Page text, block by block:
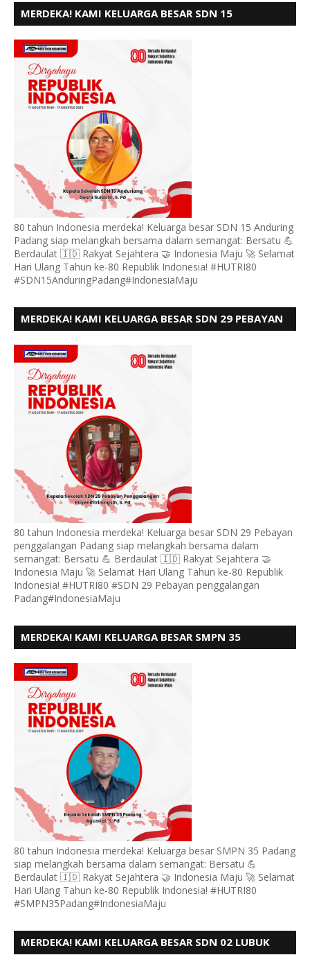
MERDEKA! KAMI KELUARGA BESAR SDN 15
80 tahun Indonesia merdeka! Keluarga besar SDN 15 Anduring
Padang siap melangkah bersama dalam semangat: Bersatu 💪
Berdaulat 🇮🇩 Rakyat Sejahtera 🤝 Indonesia Maju 🚀 Selamat
Hari Ulang Tahun ke-80 Republik Indonesia! #HUTRI80
#SDN15AnduringPadang#IndonesiaMaju
MERDEKA! KAMI KELUARGA BESAR SDN 29 PEBAYAN
KE - 80
80 tahun Indonesia merdeka! Keluarga besar SDN 29 Pebayan
penggalangan Padang siap melangkah bersama dalam
semangat: Bersatu 💪 Berdaulat 🇮🇩 Rakyat Sejahtera 🤝
Indonesia Maju 🚀 Selamat Hari Ulang Tahun ke-80 Republik
Indonesia! #HUTRI80 #SDN 29 Pebayan penggalangan
Padang#IndonesiaMaju
MERDEKA! KAMI KELUARGA BESAR SMPN 35
80 tahun Indonesia merdeka! Keluarga besar SMPN 35 Padang
siap melangkah bersama dalam semangat: Bersatu 💪
Berdaulat 🇮🇩 Rakyat Sejahtera 🤝 Indonesia Maju 🚀 Selamat
Hari Ulang Tahun ke-80 Republik Indonesia! #HUTRI80
#SMPN35Padang#IndonesiaMaju
MERDEKA! KAMI KELUARGA BESAR SDN 02 LUBUK